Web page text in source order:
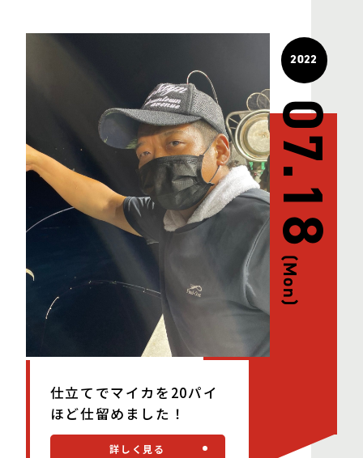
仕立てでマイカを20パイ
ほど仕留めました！
詳しく見る
2022
07.18
(Mon)